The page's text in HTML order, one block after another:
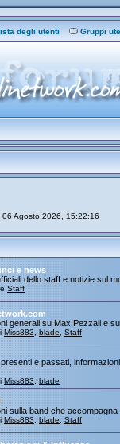
degli utenti Gruppi
Agosto 2026, 15:22:16
e news
dello staff e notizie sul
Staff
generali su Max Pezzali e
Miss883 blade Staff
e passati,
Miss883 blade
sulla band che
Miss883 blade Staff